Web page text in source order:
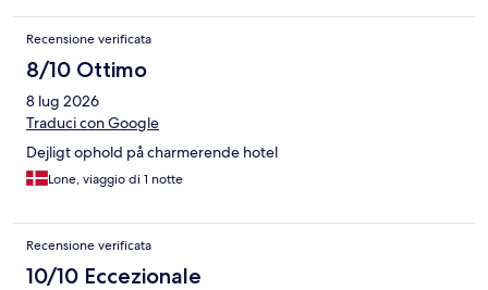
Recensione verificata
8/10 Ottimo
8 lug 2026
Traduci con Google
Dejligt ophold på charmerende hotel
Lone, viaggio di 1 notte
Recensione verificata
10/10 Eccezionale